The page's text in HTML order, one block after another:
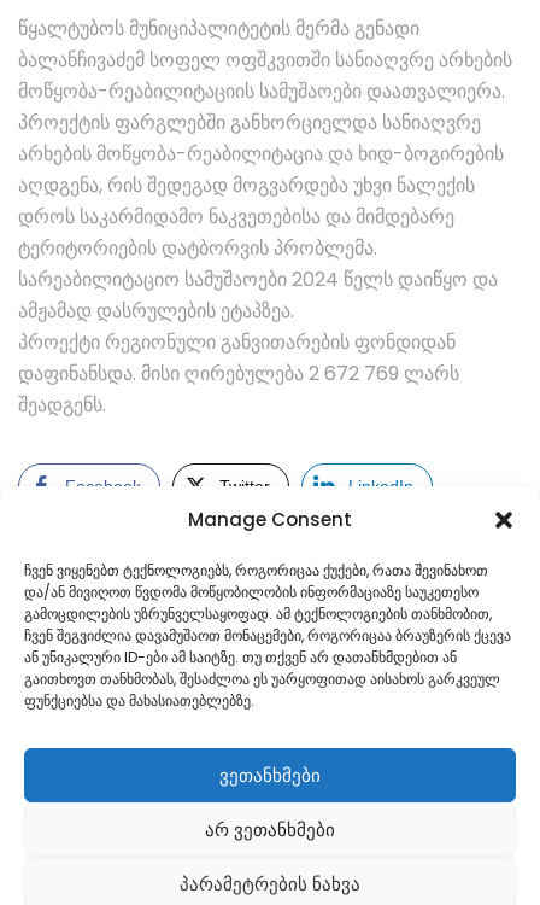
Manage Consent
ჩვენ ვიყენებთ ტექნოლოგიებს, როგორიცაა ქუქები, რათა შევინახოთ
და/ან მივიღოთ წვდომა მოწყობილობის ინფორმაციაზე საუკეთესო
გამოცდილების უზრუნველსაყოფად. ამ ტექნოლოგიების თანხმობით,
ჩვენ შეგვიძლია დავამუშაოთ მონაცემები, როგორიცაა ბრაუზერის ქცევა
ან უნიკალური ID-ები ამ საიტზე. თუ თქვენ არ დათანხმდებით ან
გაითხოვთ თანხმობას, შესაძლოა ეს უარყოფითად აისახოს გარკვეულ
ფუნქციებსა და მახასიათებლებზე.
ვეთანხმები
არ ვეთანხმები
პარამეტრების ნახვა
წყალტუბოს მუნიციპალიტეტის მერმა გენადი
ბალანჩივაძემ სოფელ ოფშკვითში სანიაღვრე არხების
მოწყობა-რეაბილიტაციის სამუშაოები დაათვალიერა.
პროექტის ფარგლებში განხორციელდა სანიაღვრე
არხების მოწყობა-რეაბილიტაცია და ხიდ-ბოგირების
აღდგენა, რის შედეგად მოგვარდება უხვი ნალექის
დროს საკარმიდამო ნაკვეთებისა და მიმდებარე
ტერიტორიების დატბორვის პრობლემა.
სარეაბილიტაციო სამუშაოები 2024 წელს დაიწყო და
ამჟამად დასრულების ეტაპზეა.
პროექტი რეგიონული განვითარების ფონდიდან
დაფინანსდა. მისი ღირებულება 2 672 769 ლარს
შეადგენს.
Facebook Twitter LinkedIn
Georgian